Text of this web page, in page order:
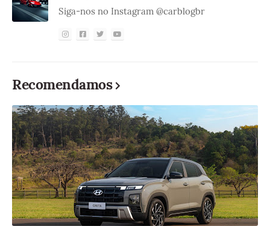
Siga-nos no Instagram @carblogbr
Recomendamos